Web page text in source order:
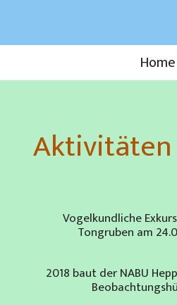
springen
Home
Vogelkundliche
Tongruben am
2018 baut der NABU